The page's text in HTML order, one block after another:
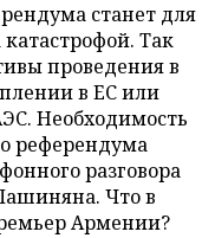
станет для
Так
проведения в
в ЕС или
Необходимость
референдума
разговора
Что в
Армении?